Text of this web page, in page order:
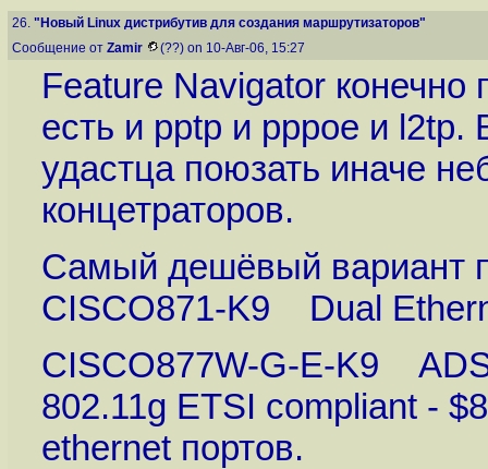
26. "Новый Linux дистрибутив для создания маршрутизаторов"
Сообщение от Zamir (??) on 10-Авг-06, 15:27
Feature Navigator конечно
есть и pptp и pppoe и l2tp.
удастца поюзать иначе
концетраторов.
Самый дешёвый вариант
CISCO871-K9 Dual
CISCO877W-G-E-K9
802.11g ETSI compliant -
ethernet портов.